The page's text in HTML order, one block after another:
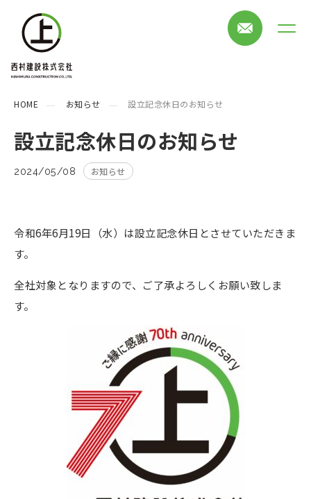
HOME お知らせ 設立記念休日のお知らせ
設立記念休日のお知らせ
2024/05/08 お知らせ
令和6年6月19日（水）は設立記念休日とさせていただきま
す。
全社対象となりますので、ご了承よろしくお願い致しま
す。